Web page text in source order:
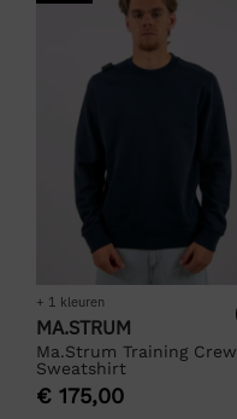
+ 1 kleuren
MA.STRUM
Ma.Strum Training Crew
Sweatshirt
€ 175,00